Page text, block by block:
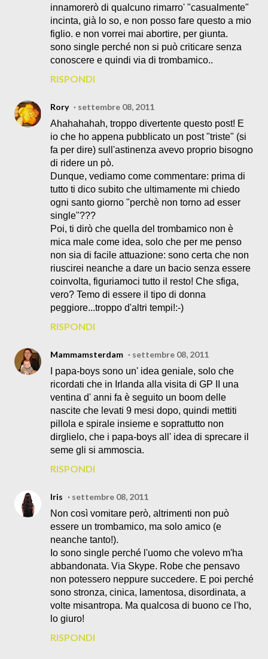
innamorerò di qualcuno rimarro' "casualmente"
incinta, già lo so, e non posso fare questo a mio
figlio. e non vorrei mai abortire, per giunta.
sono single perché non si può criticare senza
conoscere e quindi via di trombamico..
RISPONDI
Rory
settembre 08, 2011
Ahahahahah, troppo divertente questo post! E
io che ho appena pubblicato un post "triste" (si
fa per dire) sull'astinenza avevo proprio bisogno
di ridere un pò.
Dunque, vediamo come commentare: prima di
tutto ti dico subito che ultimamente mi chiedo
ogni santo giorno "perchè non torno ad esser
single"???
Poi, ti dirò che quella del trombamico non è
mica male come idea, solo che per me penso
non sia di facile attuazione: sono certa che non
riuscirei neanche a dare un bacio senza essere
coinvolta, figuriamoci tutto il resto! Che sfiga,
vero? Temo di essere il tipo di donna
peggiore...troppo d'altri tempi!:-)
RISPONDI
Mammamsterdam
settembre 08, 2011
I papa-boys sono un' idea geniale, solo che
ricordati che in Irlanda alla visita di GP II una
ventina d' anni fa è seguito un boom delle
nascite che levati 9 mesi dopo, quindi mettiti
pillola e spirale insieme e soprattutto non
dirglielo, che i papa-boys all' idea di sprecare il
seme gli si ammoscia.
RISPONDI
Iris
settembre 08, 2011
Non così vomitare però, altrimenti non può
essere un trombamico, ma solo amico (e
neanche tanto!).
Io sono single perché l'uomo che volevo m'ha
abbandonata. Via Skype. Robe che pensavo
non potessero neppure succedere. E poi perché
sono stronza, cinica, lamentosa, disordinata, a
volte misantropa. Ma qualcosa di buono ce l'ho,
lo giuro!
RISPONDI